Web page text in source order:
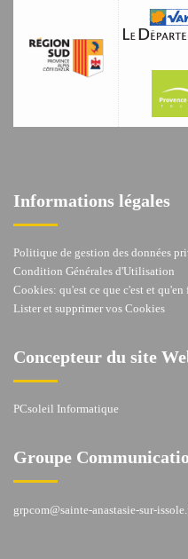
Informations légales
Politique de gestion des données
Condition Générales d'Utilisation
Cookies: qu'est ce que c'est et qu'en
Lister et supprimer vos Cookies
Concepteur du site
PCsoleil Informatique
Groupe
grpcom@sainte-anastasie-sur-